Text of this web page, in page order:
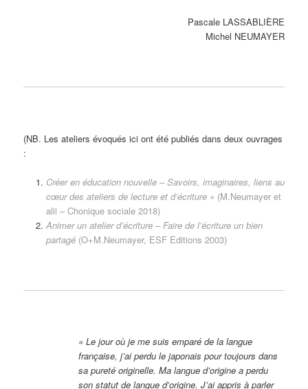
Pascale LASSABLIÈRE
Michel NEUMAYER
(NB. Les ateliers évoqués ici ont été publiés dans deux ouvrages
:
Créer en éducation nouvelle – Savoirs, imaginaires, liens au
cœur des ateliers de lecture et d’écriture » (M.Neumayer et
alii – Chonique sociale 2018)
Animer un atelier d’écriture – Faire de l’écriture un bien
partagé (O+M.Neumayer, ESF Editions 2003)
« Le jour où je me suis emparé de la langue
française, j’ai perdu le japonais pour toujours dans
sa pureté originelle. Ma langue d’origine a perdu
son statut de langue d’origine. J’ai appris à parler